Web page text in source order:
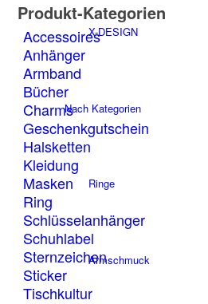
X-DESIGN
Nach Kategorien
Ringe
Armschmuck
Die
Produkt-Kategorien
Accessoires
Anhänger
Armband
Bücher
Charms
Geschenkgutschein
Halsketten
Kleidung
Masken
Ring
Schlüsselanhänger
Schuhlabel
Sternzeichen
Sticker
Tischkultur